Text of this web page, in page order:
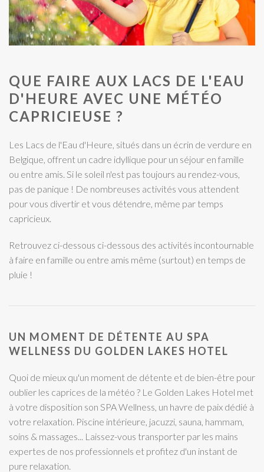
QUE FAIRE AUX LACS DE L'EAU
D'HEURE AVEC UNE MÉTÉO
CAPRICIEUSE ?
Les Lacs de l'Eau d'Heure, situés dans un écrin de verdure en
Belgique, offrent un cadre idyllique pour un séjour en famille
ou entre amis. Si le soleil n'est pas toujours au rendez-vous,
pas de panique ! De nombreuses activités vous attendent
pour vous divertir et vous détendre, même par temps
capricieux.
Retrouvez ci-dessous ci-dessous des activités incontournable
à faire en famille ou entre amis même (surtout) en temps de
pluie !
UN MOMENT DE DÉTENTE AU SPA
WELLNESS DU GOLDEN LAKES HOTEL
Quoi de mieux qu'un moment de détente et de bien-être pour
oublier les caprices de la météo ? Le Golden Lakes Hotel met
à votre disposition son SPA Wellness, un havre de paix dédié à
votre relaxation. Piscine intérieure, jacuzzi, sauna, hammam,
soins & massages... Laissez-vous transporter par les mains
expertes de nos professionnels et profitez d'un instant de
pure relaxation.